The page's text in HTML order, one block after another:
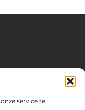
service te